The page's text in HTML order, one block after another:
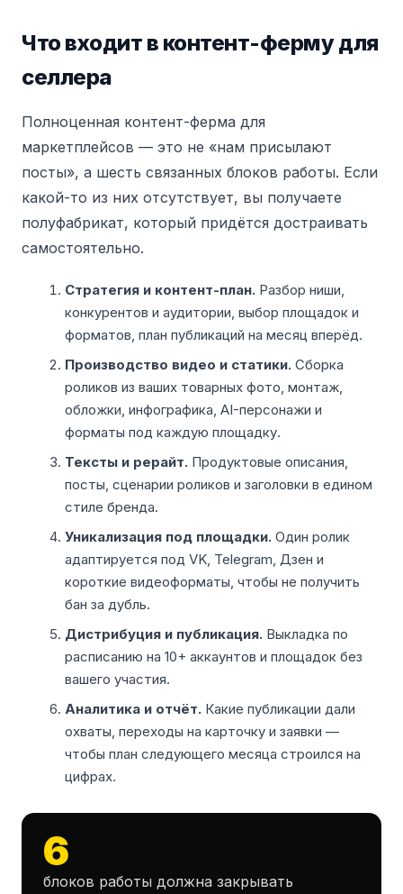
Что входит в контент-ферму для
селлера
Полноценная контент-ферма для
маркетплейсов — это не «нам присылают
посты», а шесть связанных блоков работы. Если
какой-то из них отсутствует, вы получаете
полуфабрикат, который придётся достраивать
самостоятельно.
Стратегия и контент-план. Разбор ниши,
конкурентов и аудитории, выбор площадок и
форматов, план публикаций на месяц вперёд.
Производство видео и статики. Сборка
роликов из ваших товарных фото, монтаж,
обложки, инфографика, AI-персонажи и
форматы под каждую площадку.
Тексты и рерайт. Продуктовые описания,
посты, сценарии роликов и заголовки в едином
стиле бренда.
Уникализация под площадки. Один ролик
адаптируется под VK, Telegram, Дзен и
короткие видеоформаты, чтобы не получить
бан за дубль.
Дистрибуция и публикация. Выкладка по
расписанию на 10+ аккаунтов и площадок без
вашего участия.
Аналитика и отчёт. Какие публикации дали
охваты, переходы на карточку и заявки —
чтобы план следующего месяца строился на
цифрах.
6
блоков работы должна закрывать